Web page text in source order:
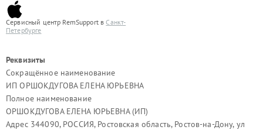
Сервисный центр RemSupport вСанкт-
Петербурге
Реквизиты
Сокращённое наименование
ИП ОРШОКДУГОВА ЕЛЕНА ЮРЬЕВНА
Полное наименование
ОРШОКДУГОВА ЕЛЕНА ЮРЬЕВНА (ИП)
Адрес 344090, РОССИЯ, Ростовская область, Ростов-на-Дону, ул